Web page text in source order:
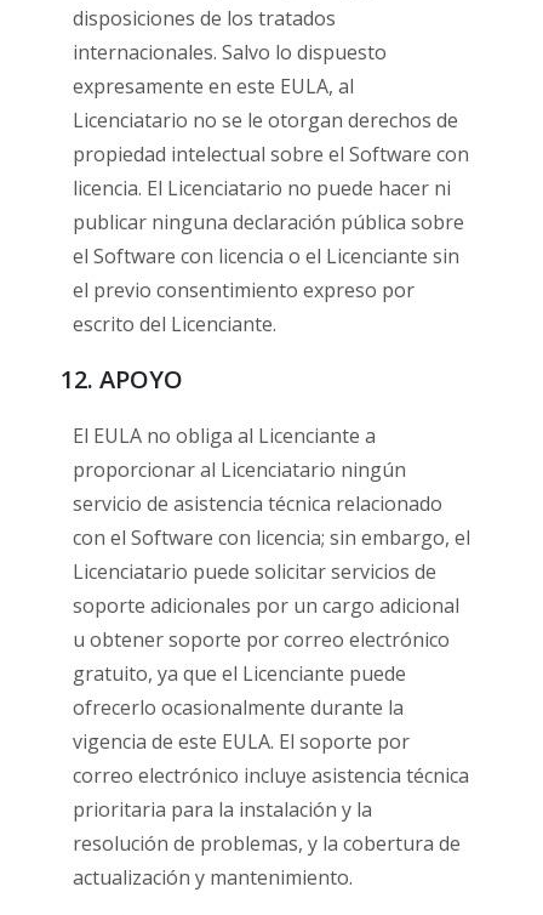
disposiciones de los tratados
internacionales. Salvo lo dispuesto
expresamente en este EULA, al
Licenciatario no se le otorgan derechos de
propiedad intelectual sobre el Software con
licencia. El Licenciatario no puede hacer ni
publicar ninguna declaración pública sobre
el Software con licencia o el Licenciante sin
el previo consentimiento expreso por
escrito del Licenciante.
12. APOYO
El EULA no obliga al Licenciante a
proporcionar al Licenciatario ningún
servicio de asistencia técnica relacionado
con el Software con licencia; sin embargo, el
Licenciatario puede solicitar servicios de
soporte adicionales por un cargo adicional
u obtener soporte por correo electrónico
gratuito, ya que el Licenciante puede
ofrecerlo ocasionalmente durante la
vigencia de este EULA. El soporte por
correo electrónico incluye asistencia técnica
prioritaria para la instalación y la
resolución de problemas, y la cobertura de
actualización y mantenimiento.